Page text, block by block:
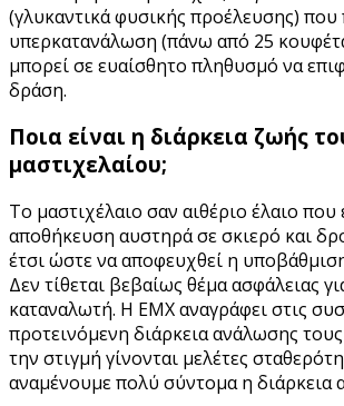
(γλυκαντικά φυσικής προέλευσης) που
υπερκατανάλωση (πάνω από 25
μπορεί σε ευαίσθητο πληθυσμό να
δράση.
Ποια είναι η διάρκεια ζωής
μαστιχελαίου;
Το μαστιχέλαιο σαν αιθέριο έλαιο που
αποθήκευση αυστηρά σε σκιερό και
έτσι ώστε να αποφευχθεί η
Δεν τίθεται βεβαίως θέμα ασφάλειας
καταναλωτή. Η ΕΜΧ αναγράφει στις
προτεινόμενη διάρκεια ανάλωσης
την στιγμή γίνονται μελέτες
αναμένουμε πολύ σύντομα η διάρκεια